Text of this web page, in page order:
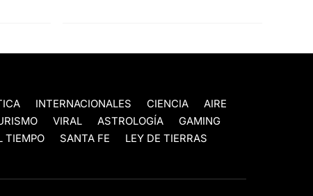
INTERNACIONALES CIENCIA
AIRE
VIRAL ASTROLOGÍA
GAMING
TIEMPO SANTA FE
LEY DE TIERRAS